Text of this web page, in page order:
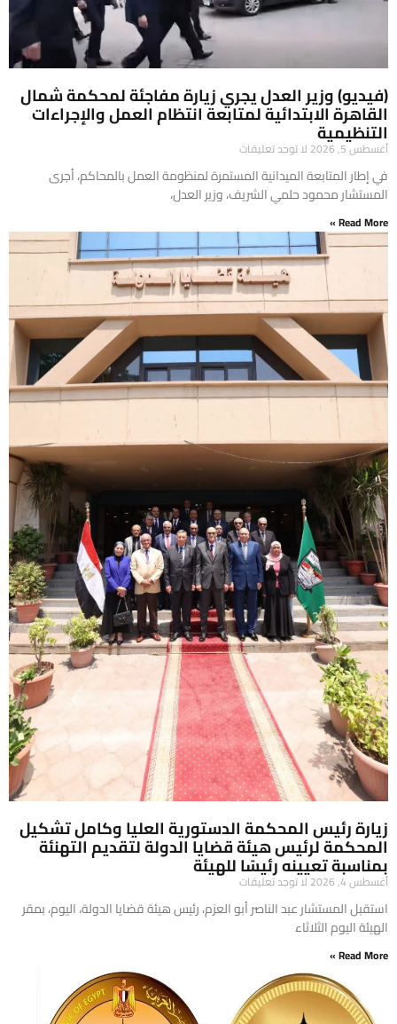
(فيديو) وزير العدل يجري زيارة مفاجئة لمحكمة شمال
القاهرة الابتدائية لمتابعة انتظام العمل والإجراءات
التنظيمية
أغسطس 5, 2026 لا توجد تعليقات
في إطار المتابعة الميدانية المستمرة لمنظومة العمل بالمحاكم، أجرى
المستشار محمود حلمي الشريف، وزير العدل،
Read More »
زيارة رئيس المحكمة الدستورية العليا وكامل تشكيل
المحكمة لرئيس هيئة قضايا الدولة لتقديم التهنئة
بمناسبة تعيينه رئيسًا للهيئة
أغسطس 4, 2026 لا توجد تعليقات
​استقبل المستشار عبد الناصر أبو العزم، رئيس هيئة قضايا الدولة، اليوم، بمقر
الهيئة اليوم الثلاثاء
Read More »